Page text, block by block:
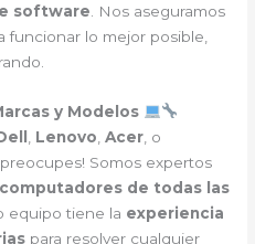
software . Nos aseguramos
funcionar lo mejor posible,
y Modelos
Lenovo ,Acer , o
Somos expertos
de todas las
equipo tiene la experiencia
para resolver cualquier